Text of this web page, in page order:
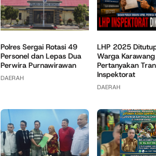
Polres Sergai Rotasi 49
Personel dan Lepas Dua
Perwira Purnawirawan
DAERAH
LHP 2025
Warga Karawang
Pertanyakan
Inspektorat
DAERAH